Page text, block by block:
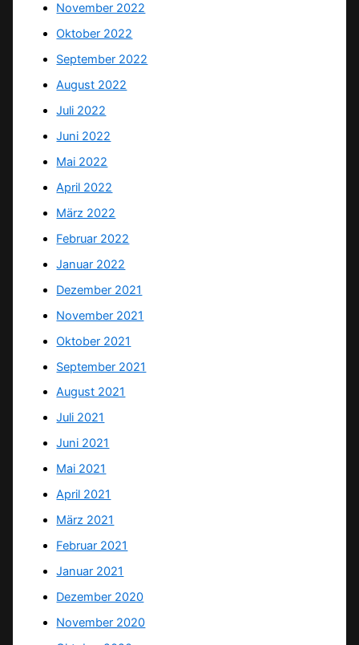
November 2022
Oktober 2022
September 2022
August 2022
Juli 2022
Juni 2022
Mai 2022
April 2022
März 2022
Februar 2022
Januar 2022
Dezember 2021
November 2021
Oktober 2021
September 2021
August 2021
Juli 2021
Juni 2021
Mai 2021
April 2021
März 2021
Februar 2021
Januar 2021
Dezember 2020
November 2020